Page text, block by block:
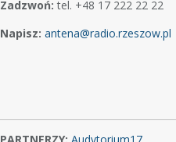
Zadzwoń: tel. +48 17 222 22 22
Napisz: antena@radio.rzeszow.pl